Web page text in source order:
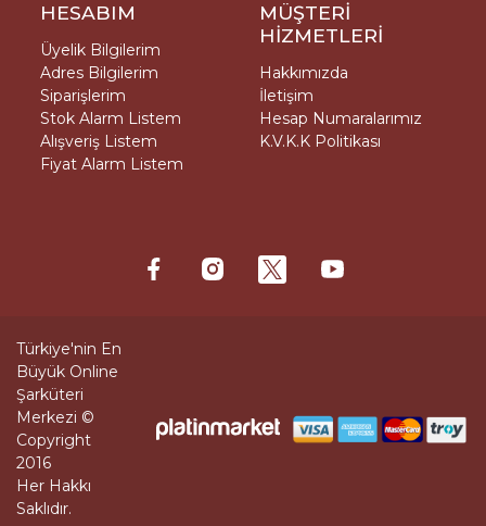
HESABIM
Üyelik Bilgilerim
Adres Bilgilerim
Siparişlerim
Stok Alarm Listem
Alışveriş Listem
Fiyat Alarm Listem
MÜŞTERİ
HİZMETLERİ
Hakkımızda
İletişim
Hesap Numaralarımız
K.V.K.K Politikası
Türkiye'nin En
Büyük Online
Şarküteri
Merkezi ©
Copyright
2016
Her Hakkı
Saklıdır.